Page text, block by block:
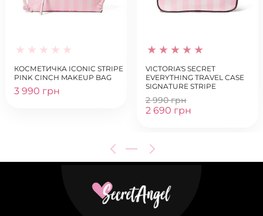
КОСМЕТИЧКА ICONIC STRIPE
PINK CINCH MAKEUP BAG
3 990 грн
VICTORIA'S SECRET
EVERYTHING TRAVEL CASE
SIGNATURE STRIPE
2 990 грн
2 690 грн